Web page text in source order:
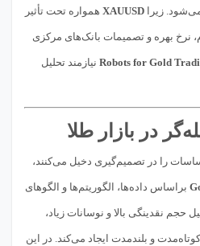
زیرا XAUUSD همواره تحت تأثیر
نرخ بهره و تصمیمات بانک‌های مرکزی
Robots for Gold نیازمند تحلیل
در بازار طلا
را در تصمیم‌گیری دخیل می‌کنند،
براساس داده‌ها، الگوریتم‌ها و الگوهای
حجم نقدینگی بالا و نوسانات زیاد،
و بلندمدت ایجاد می‌کند. در این